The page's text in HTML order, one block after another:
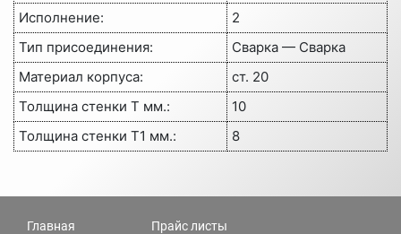
Исполнение:
2
Тип присоединения:
Сварка — Сварка
Материал корпуса:
ст. 20
Толщина стенки Т мм.:
10
Толщина стенки Т1 мм.: 8
Главная Прайс листы